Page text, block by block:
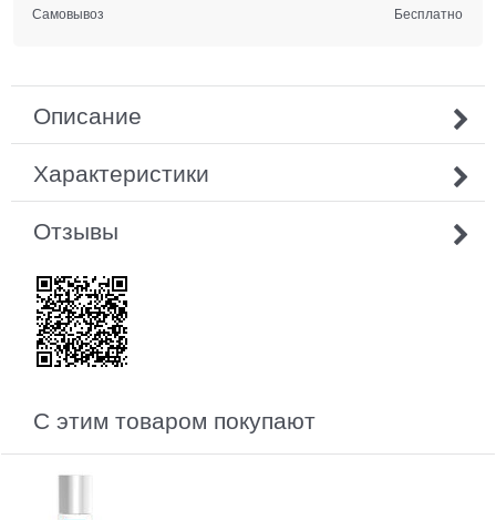
Самовывоз Бесплатно
Описание
Характеристики
Отзывы
С этим товаром покупают